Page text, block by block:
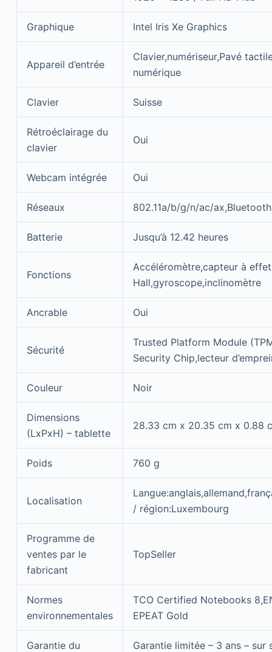
Graphique Intel Iris Xe Graphics
Appareil d’entrée
Clavier,numériseur,Pavé
numérique
Clavier Suisse
Rétroéclairage du
clavier
Oui
Webcam intégrée Oui
Réseaux 802.11a/b/g/n/ac/ax,Bluetooth
Batterie Jusqu’à 12.42 heures
Fonctions
Accéléromètre,capteur à effet
Hall,gyroscope,inclinomètre
Ancrable Oui
Sécurité
Trusted Platform Module
Security Chip,lecteur
Couleur Noir
Dimensions
(LxPxH) – tablette
28.33 cm x 20.35 cm x 0.88
Poids 760 g
Localisation
/ région:Luxembourg
Programme de
ventes par le
fabricant
TopSeller
Normes
environnementales
TCO Certified Notebooks
EPEAT Gold
Garantie du
Garantie limitée – 3 ans – sur